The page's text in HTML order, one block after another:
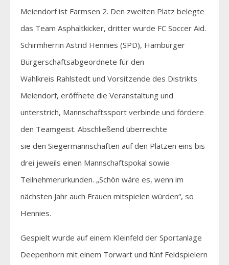
Meiendorf ist Farmsen 2. Den zweiten Platz belegte
das Team Asphaltkicker, dritter wurde FC Soccer Aid.
Schirmherrin Astrid Hennies (SPD), Hamburger
Bürgerschaftsabgeordnete für den
Wahlkreis Rahlstedt und Vorsitzende des Distrikts
Meiendorf, eröffnete die Veranstaltung und
unterstrich, Mannschaftssport verbinde und fördere
den Teamgeist. Abschließend überreichte
sie den Siegermannschaften auf den Plätzen eins bis
drei jeweils einen Mannschaftspokal sowie
Teilnehmerurkunden. „Schön wäre es, wenn im
nächsten Jahr auch Frauen mitspielen würden“, so
Hennies.
Gespielt wurde auf einem Kleinfeld der Sportanlage
Deepenhorn mit einem Torwart und fünf Feldspielern